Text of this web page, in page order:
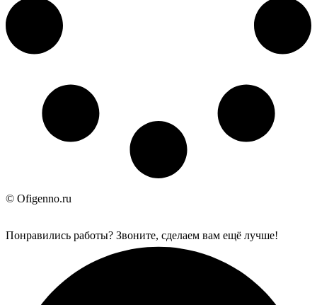
© Ofigenno.ru
Понравились работы? Звоните, сделаем вам ещё лучше!